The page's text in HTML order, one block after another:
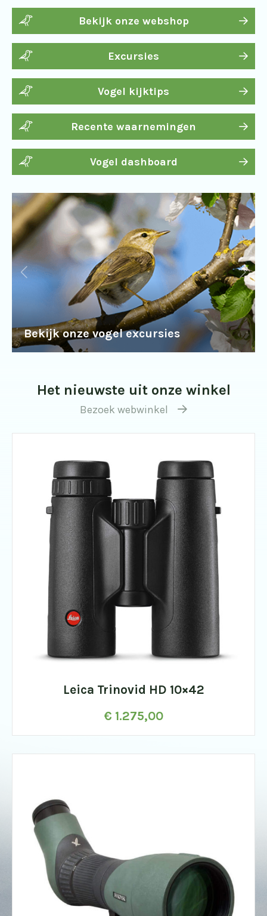
Bekijk onze webshop
Excursies
Vogel kijktips
Recente waarnemingen
Vogel dashboard
Bekijk onze vogel excursies
Het nieuwste uit onze winkel
Bezoek webwinkel
Leica Trinovid HD 10×42
€ 1.275,00